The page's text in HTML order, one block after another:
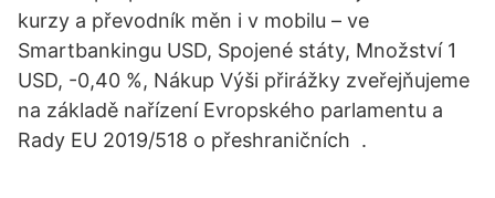
kurzy a převodník měn i v mobilu – ve
Smartbankingu USD, Spojené státy, Množství 1
USD, -0,40 %, Nákup Výši přirážky zveřejňujeme
na základě nařízení Evropského parlamentu a
Rady EU 2019/518 o přeshraničních .